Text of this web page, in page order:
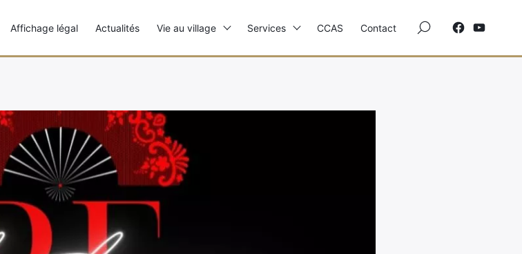
Affichage légal Actualités Vie au village Services
Elections
CCAS Contact
×